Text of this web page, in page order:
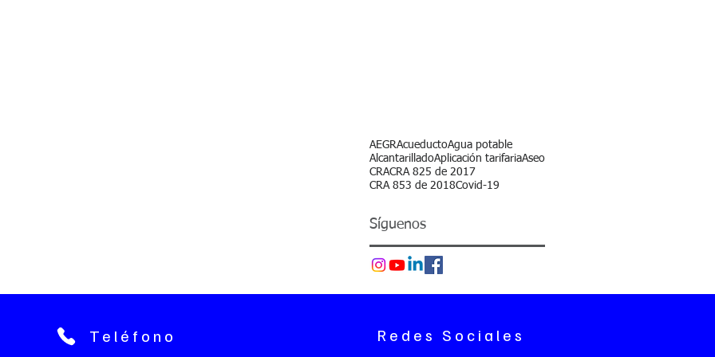
AEGRAcueductoAgua potable
AlcantarilladoAplicación tarifariaAseo
CRACRA 825 de 2017
CRA 853 de 2018Covid-19
Síguenos
Teléfono Redes Sociales